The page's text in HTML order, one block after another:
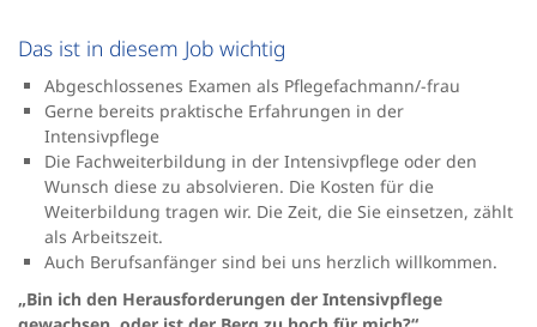
Das ist in diesem Job wichtig
Abgeschlossenes Examen als Pflegefachmann/-frau
Gerne bereits praktische Erfahrungen in der
Intensivpflege
Die Fachweiterbildung in der Intensivpflege oder den
Wunsch diese zu absolvieren. Die Kosten für die
Weiterbildung tragen wir. Die Zeit, die Sie einsetzen, zählt
als Arbeitszeit.
Auch Berufsanfänger sind bei uns herzlich willkommen.
„Bin ich den Herausforderungen der Intensivpflege